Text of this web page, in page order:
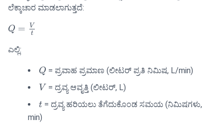
ಲೆಕ್ಕಾಚಾರ ಮಾಡಲಾಗುತ್ತದೆ:
Q =
{t}
Q = t
V
ಎಲ್ಲಿ:
Q
Q = ಪ್ರವಾಹ ಪ್ರಮಾಣ (ಲೀಟರ್ ಪ್ರತಿ ನಿಮಿಷ, L/min)
V
V = ದ್ರವ್ಯ ಆವೃತ್ತಿ (ಲೀಟರ್, L)
t
t = ದ್ರವ್ಯ ಹರಿಯಲು ತೆಗೆದುಕೊಂಡ ಸಮಯ (ನಿಮಿಷಗಳು,
min)